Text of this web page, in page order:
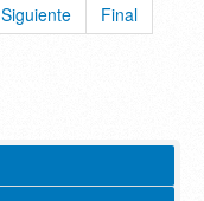
Siguiente Final